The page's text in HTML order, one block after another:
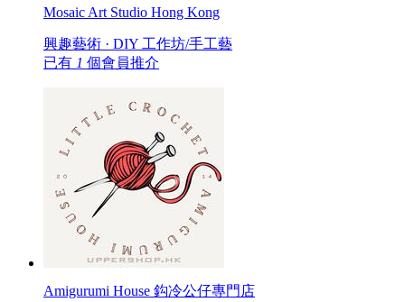
Mosaic Art Studio Hong Kong
興趣藝術 · DIY 工作坊/手工藝
已有 1 個會員推介
Amigurumi House 鈎冷公仔專門店